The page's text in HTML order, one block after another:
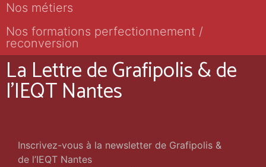
Nos métiers
Nos formations perfectionnement /
reconversion
La Lettre de Grafipolis & de
l'IEQT Nantes
Inscrivez-vous à la newsletter de Grafipolis &
de l’IEQT Nantes